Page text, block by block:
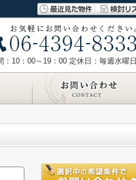
：10：00～19：00 定休日：毎週水曜日